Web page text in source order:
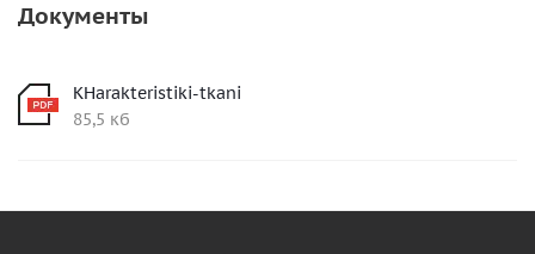
Документы
KHarakteristiki-tkani
85,5 кб